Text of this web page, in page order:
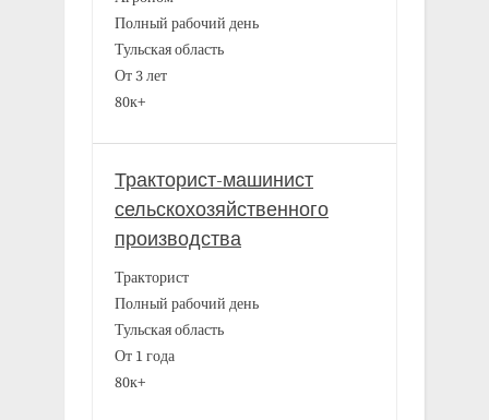
Полный рабочий день
Тульская область
От 3 лет
80к+
Тракторист-машинист
сельскохозяйственного
производства
Тракторист
Полный рабочий день
Тульская область
От 1 года
80к+